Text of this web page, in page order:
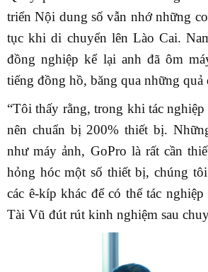
triển Nội dung số vẫn nhớ những
tục khi di chuyển lên Lào Cai.
đồng nghiệp kể lại anh đã ôm
tiếng đồng hồ, băng qua những quả
“Tôi thấy rằng, trong khi tác
nên chuẩn bị 200% thiết bị.
như máy ảnh, GoPro là rất cần
hỏng hóc một số thiết bị, chúng
các ê-kíp khác để có thể tác
Tài Vũ đút rút kinh nghiệm sau